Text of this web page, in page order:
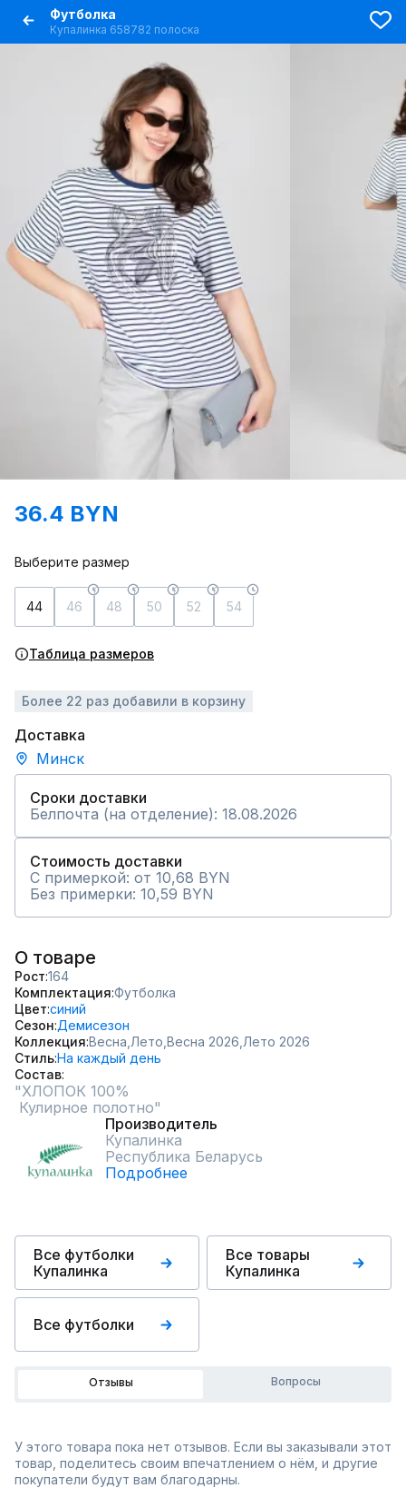
Футболка
Купалинка 658782 полоска
36.4 BYN
Выберите размер
44 46 48 50 52 54
Таблица размеров
Более 22 раз добавили в корзину
Доставка
Минск
Сроки доставки
Белпочта (на отделение): 18.08.2026
Стоимость доставки
С примеркой: от 10,68 BYN
Без примерки: 10,59 BYN
О товаре
Рост 164
Комплектация Футболка
Цвет синий
Сезон Демисезон
Коллекция Весна, Лето, Весна 2026, Лето 2026
СтильНа каждый день
Состав
"ХЛОПОК 100%
Производитель
Купалинка
Республика Беларусь
Подробнее
Все футболки
Купалинка
Все товары
Купалинка
Все футболки
Отзывы Вопросы
У этого товара пока нет отзывов. Если вы заказывали этот
товар, поделитесь своим впечатлением о нём, и другие
покупатели будут вам благодарны.